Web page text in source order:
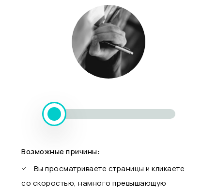
Возможные причины:
Вы просматриваете страницы и кликаете
со скоростью, намного превышающую